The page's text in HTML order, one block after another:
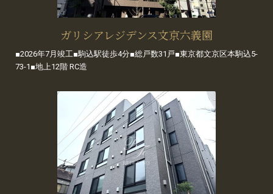
ガリシアレジデンス文京六義園
■2026年7月竣工■駒込駅徒歩4分■総戸数31戸■東京都文京区本駒込5-
73-1■地上12階 RC造